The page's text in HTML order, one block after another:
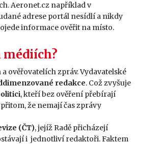
Aeronet.cz například v
adrese portál nesídlí a nikdy
informace ověřit na místo.
médiích?
ověřovatelích zpráv. Vydavatelské
redakce. Což zvyšuje
, kteří bez ověření přebírají
že nemají čas zprávy
(ČT), jejíž Radě přicházejí
i jednotliví redaktoři. Faktem